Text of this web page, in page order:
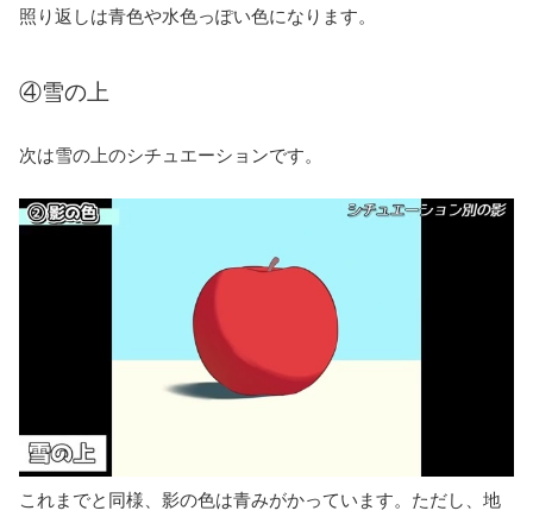
照り返しは青色や水色っぽい色になります。
④雪の上
次は雪の上のシチュエーションです。
これまでと同様、影の色は青みがかっています。ただし、地